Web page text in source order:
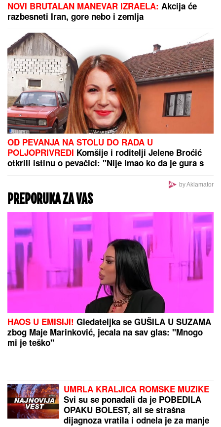
NOVI BRUTALAN MANEVAR IZRAELA: Akcija će
razbesneti Iran, gore nebo i zemlja
OD PEVANJA NA STOLU DO RADA U
POLJOPRIVREDI Komšije i roditelji Jelene Broćić
otkrili istinu o pevačici: "Nije imao ko da je gura s
by Aklamator
PREPORUKA ZA VAS
HAOS U EMISIJI! Gledateljka se GUŠILA U SUZAMA
zbog Maje Marinković, jecala na sav glas: "Mnogo
mi je teško"
UMRLA KRALJICA ROMSKE MUZIKE
Svi su se ponadali da je POBEDILA
OPAKU BOLEST, ali se strašna
dijagnoza vratila i odnela je za manje